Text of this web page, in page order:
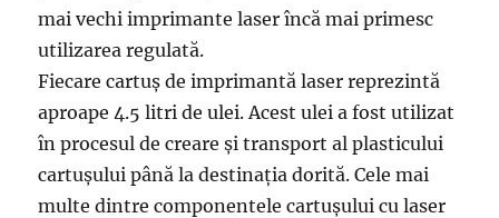
mai vechi imprimante laser încă mai primesc
utilizarea regulată.
Fiecare cartuș de imprimantă laser reprezintă
aproape 4.5 litri de ulei. Acest ulei a fost utilizat
în procesul de creare și transport al plasticului
cartușului până la destinația dorită. Cele mai
multe dintre componentele cartușului cu laser